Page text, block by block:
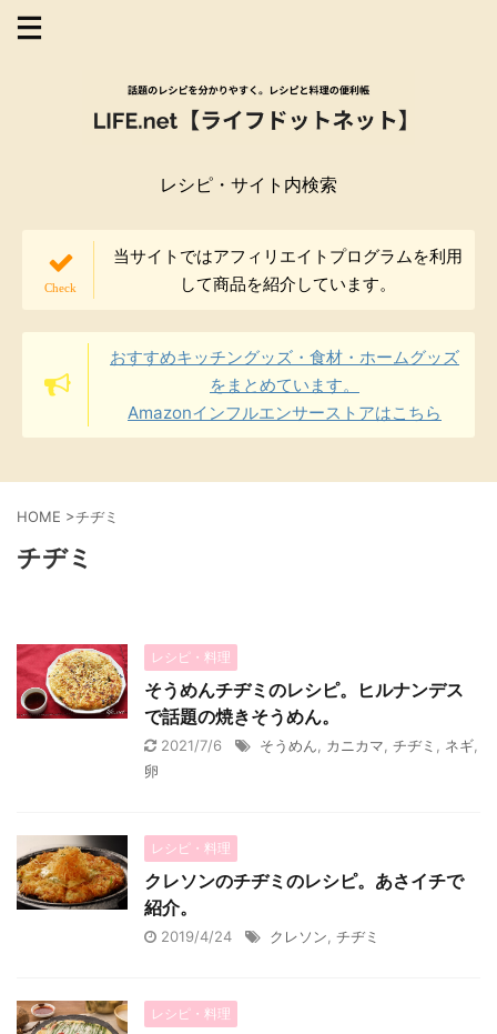
レシピ・サイト内検索
当サイトではアフィリエイトプログラムを利用
して商品を紹介しています。
おすすめキッチングッズ・食材・ホームグッズ
をまとめています。
Amazonインフルエンサーストアはこちら
HOME >チヂミ
チヂミ
レシピ・料理
そうめんチヂミのレシピ。ヒルナンデス
で話題の焼きそうめん。
2021/7/6 そうめん カニカマ チヂミ ネギ
卵
レシピ・料理
クレソンのチヂミのレシピ。あさイチで
紹介。
2019/4/24 クレソン チヂミ
レシピ・料理